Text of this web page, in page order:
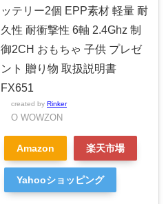
ッテリー2個 EPP素材 軽量 耐
久性 耐衝撃性 6軸 2.4Ghz 制
御2CH おもちゃ 子供 プレゼ
ント 贈り物 取扱説明書
FX651
created by Rinker
O WOWZON
Amazon 楽天市場
Yahooショッピング